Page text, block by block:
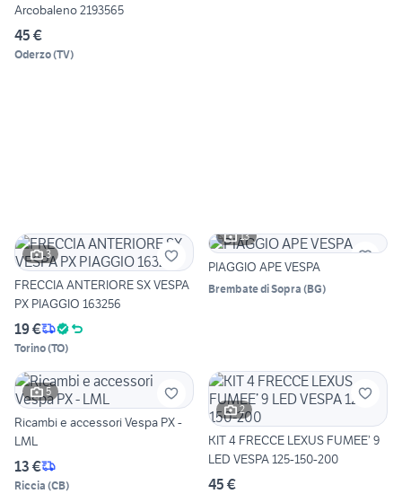
Arcobaleno 2193565
45 €
Oderzo(TV)
3
FRECCIA ANTERIORE SX VESPA
PX PIAGGIO 163256
19 €
Torino(TO)
13
PIAGGIO APE VESPA
Brembate di Sopra (BG)
5
Ricambi e accessori Vespa PX -
LML
13 €
Riccia (CB)
2
KIT 4 FRECCE LEXUS FUMEE’ 9
LED VESPA 125-150-200
45 €